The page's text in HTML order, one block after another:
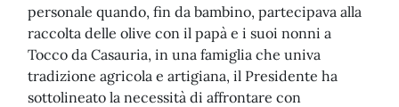
personale quando, fin da bambino, partecipava alla
raccolta delle olive con il papà e i suoi nonni a
Tocco da Casauria, in una famiglia che univa
tradizione agricola e artigiana, il Presidente ha
sottolineato la necessità di affrontare con